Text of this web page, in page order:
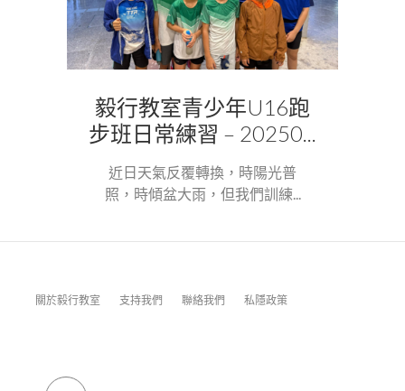
毅行教室青少年U16跑
步班日常練習 – 20250...
近日天氣反覆轉換，時陽光普
照，時傾盆大雨，但我們訓練...
關於毅行教室 支持我們 聯絡我們 私隱政策